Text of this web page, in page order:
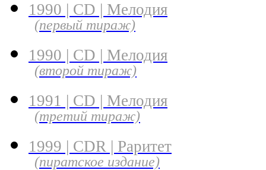
1990 | CD | Мелодия
(первый тираж)
1990 | CD | Мелодия
(второй тираж)
1991 | CD | Мелодия
(третий тираж)
1999 | CDR | Раритет
(пиратское издание)